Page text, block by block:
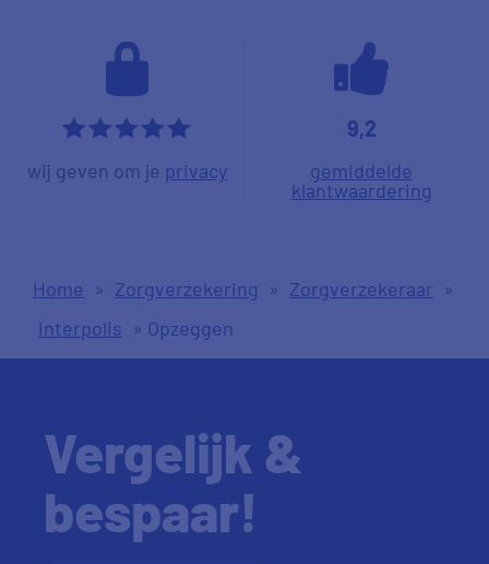
*****
wij geven om je privacy
9,2
gemiddelde
klantwaardering
Home » Zorgverzekering » Zorgverzekeraar »
Interpolis » Opzeggen
Vergelijk &
bespaar!